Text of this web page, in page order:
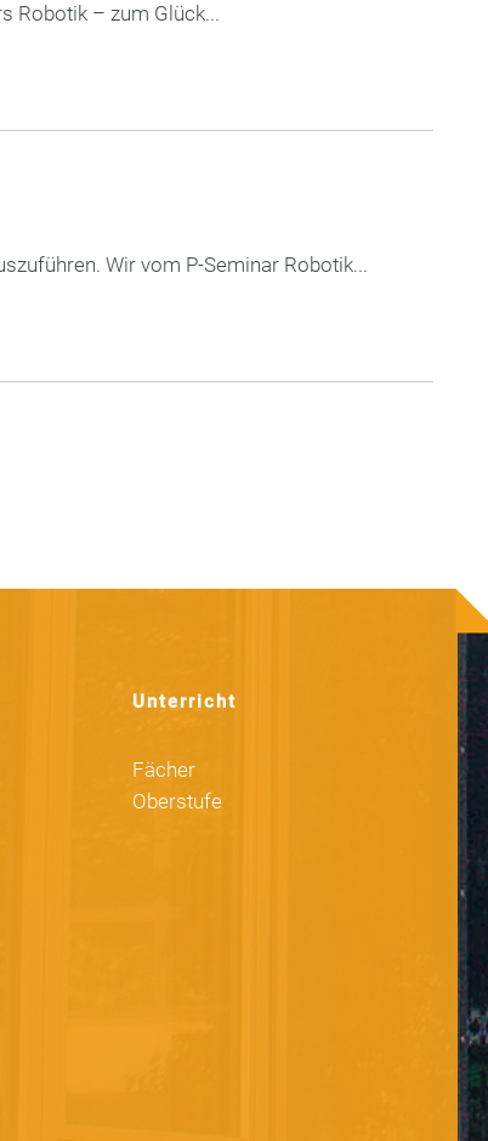
Robotik – zum Glück...
Wir vom P-Seminar Robotik...
Unterricht
Fächer
Oberstufe